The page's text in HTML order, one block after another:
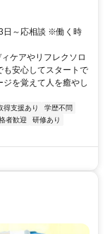
T1口徒歩約17分 最寄
日～応相談 ※働く時
ケアやリフレクソロ
も安心してスタートで
を覚えて人を癒やし
得支援あり
学歴不問
者歓迎
研修あり